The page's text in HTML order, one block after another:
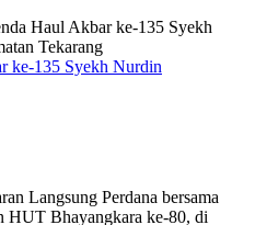
ke-135 Syekh Nurdin